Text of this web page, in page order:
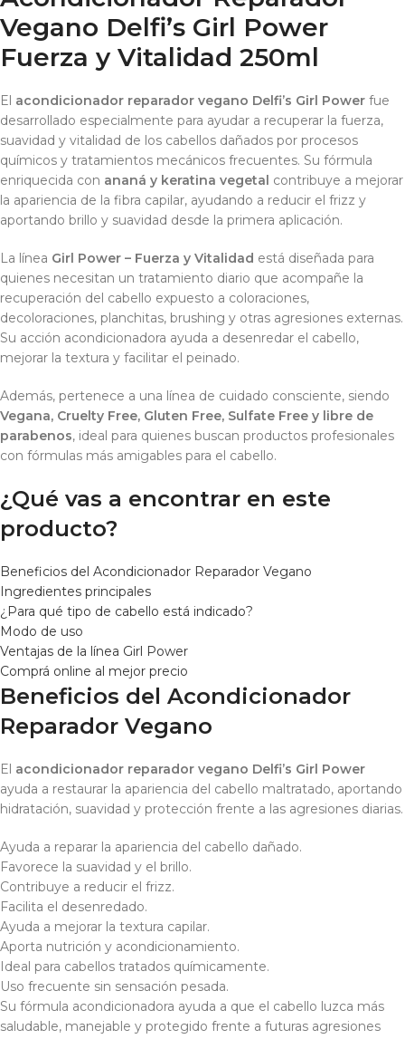
Vegano Delfi’s Girl Power
Fuerza y Vitalidad 250ml
El acondicionador reparador vegano Delfi’s Girl Power fue
desarrollado especialmente para ayudar a recuperar la fuerza,
suavidad y vitalidad de los cabellos dañados por procesos
químicos y tratamientos mecánicos frecuentes. Su fórmula
enriquecida con ananá y keratina vegetal contribuye a mejorar
la apariencia de la fibra capilar, ayudando a reducir el frizz y
aportando brillo y suavidad desde la primera aplicación.
La línea Girl Power – Fuerza y Vitalidad está diseñada para
quienes necesitan un tratamiento diario que acompañe la
recuperación del cabello expuesto a coloraciones,
decoloraciones, planchitas, brushing y otras agresiones externas.
Su acción acondicionadora ayuda a desenredar el cabello,
mejorar la textura y facilitar el peinado.
Además, pertenece a una línea de cuidado consciente, siendo
Vegana, Cruelty Free, Gluten Free, Sulfate Free y libre de
parabenos, ideal para quienes buscan productos profesionales
con fórmulas más amigables para el cabello.
¿Qué vas a encontrar en este
producto?
Beneficios del Acondicionador Reparador Vegano
Ingredientes principales
¿Para qué tipo de cabello está indicado?
Modo de uso
Ventajas de la línea Girl Power
Comprá online al mejor precio
Beneficios del Acondicionador
Reparador Vegano
El acondicionador reparador vegano Delfi’s Girl Power
ayuda a restaurar la apariencia del cabello maltratado, aportando
hidratación, suavidad y protección frente a las agresiones diarias.
Ayuda a reparar la apariencia del cabello dañado.
Favorece la suavidad y el brillo.
Contribuye a reducir el frizz.
Facilita el desenredado.
Ayuda a mejorar la textura capilar.
Aporta nutrición y acondicionamiento.
Ideal para cabellos tratados químicamente.
Uso frecuente sin sensación pesada.
Su fórmula acondicionadora ayuda a que el cabello luzca más
saludable, manejable y protegido frente a futuras agresiones